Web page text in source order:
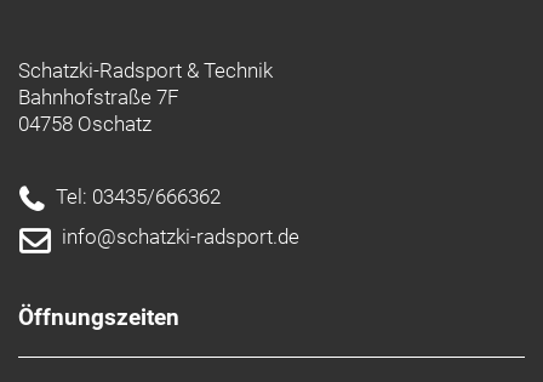
Schatzki-Radsport & Technik
Bahnhofstraße 7F
04758 Oschatz
Tel: 03435/666362
info@schatzki-radsport.de
Öffnungszeiten